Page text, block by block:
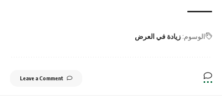
الوسوم: زيادة في العرض
Leave a Comment